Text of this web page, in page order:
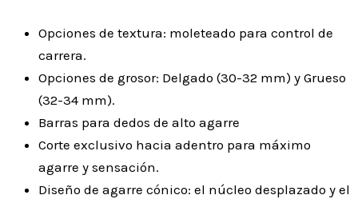
Opciones de textura: moleteado para control de
carrera.
Opciones de grosor: Delgado (30-32 mm) y Grueso
(32-34 mm).
Barras para dedos de alto agarre
Corte exclusivo hacia adentro para máximo
agarre y sensación.
Diseño de agarre cónico: el núcleo desplazado y el